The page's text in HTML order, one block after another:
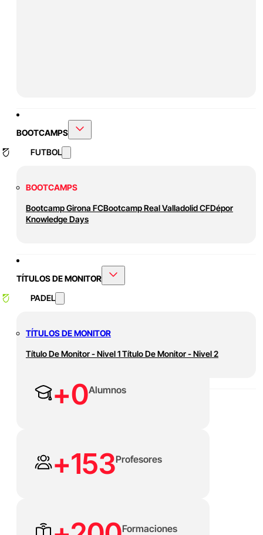
BOOTCAMPS
FUTBOL
BOOTCAMPS
Bootcamp Girona FCBootcamp Real Valladolid CFDépor
Knowledge Days
TÍTULOS DE MONITOR
PADEL
TÍTULOS DE MONITOR
Título De Monitor - Nivel 1Título De Monitor - Nivel 2
EXCELENCIA, INNOVACIÓN Y PROGRESO
Formación Deportiva
+0Alumnos
+153Profesores
Formaciones